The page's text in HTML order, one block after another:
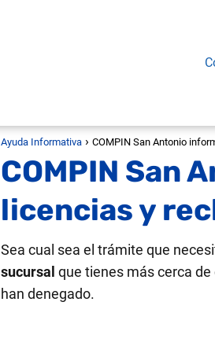
Ayuda Informativa COMPIN San Antonio
COMPIN San
licencias y
Sea cual sea el trámite que
sucursal que tienes más cerca de
han denegado.